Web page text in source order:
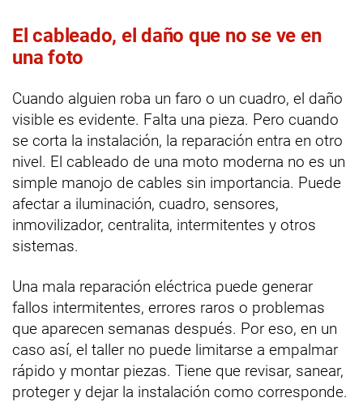
El cableado, el daño que no se ve en
una foto
Cuando alguien roba un faro o un cuadro, el daño
visible es evidente. Falta una pieza. Pero cuando
se corta la instalación, la reparación entra en otro
nivel. El cableado de una moto moderna no es un
simple manojo de cables sin importancia. Puede
afectar a iluminación, cuadro, sensores,
inmovilizador, centralita, intermitentes y otros
sistemas.
Una mala reparación eléctrica puede generar
fallos intermitentes, errores raros o problemas
que aparecen semanas después. Por eso, en un
caso así, el taller no puede limitarse a empalmar
rápido y montar piezas. Tiene que revisar, sanear,
proteger y dejar la instalación como corresponde.